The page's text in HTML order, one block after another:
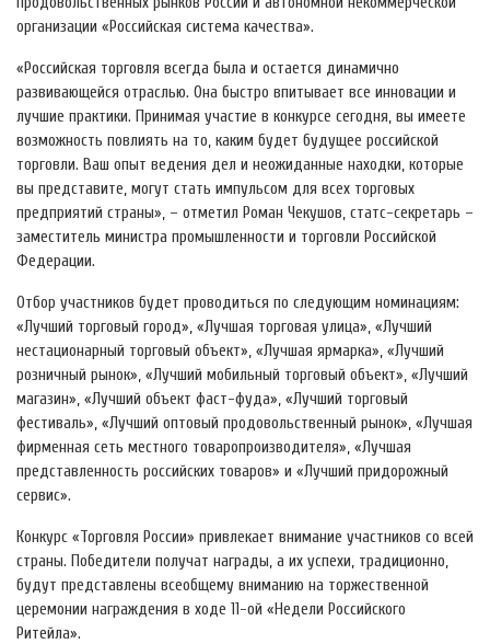
организации «Российская система качества».
«Российская торговля всегда была и остается динамично
развивающейся отраслью. Она быстро впитывает все инновации и
лучшие практики. Принимая участие в конкурсе сегодня, вы имеете
возможность повлиять на то, каким будет будущее российской
торговли. Ваш опыт ведения дел и неожиданные находки, которые
вы представите, могут стать импульсом для всех торговых
предприятий страны», – отметил Роман Чекушов, статс-секретарь –
заместитель министра промышленности и торговли Российской
Федерации.
Отбор участников будет проводиться по следующим номинациям:
«Лучший торговый город», «Лучшая торговая улица», «Лучший
нестационарный торговый объект», «Лучшая ярмарка», «Лучший
розничный рынок», «Лучший мобильный торговый объект», «Лучший
магазин», «Лучший объект фаст-фуда», «Лучший торговый
фестиваль», «Лучший оптовый продовольственный рынок», «Лучшая
фирменная сеть местного товаропроизводителя», «Лучшая
представленность российских товаров» и «Лучший придорожный
сервис».
Конкурс «Торговля России» привлекает внимание участников со всей
страны. Победители получат награды, а их успехи, традиционно,
будут представлены всеобщему вниманию на торжественной
церемонии награждения в ходе 11-ой «Недели Российского
Ритейла».